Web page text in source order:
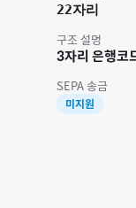
22자리
구조 설명
3자리 은행코
SEPA 송금
미지원